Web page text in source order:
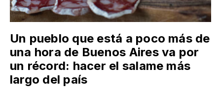
Un pueblo que está a poco más de
una hora de Buenos Aires va por
un récord: hacer el salame más
largo del país